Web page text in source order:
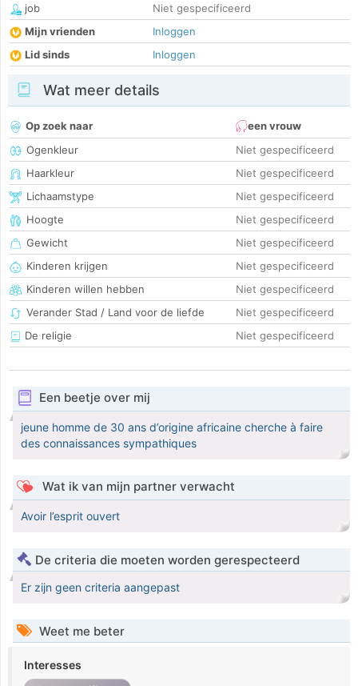
job
Niet gespecificeerd
Mijn vrienden
Inloggen
Lid sinds
Inloggen
Wat meer details
Op zoek naar
een vrouw
Ogenkleur
Niet gespecificeerd
Haarkleur
Niet gespecificeerd
Lichaamstype
Niet gespecificeerd
Hoogte
Niet gespecificeerd
Gewicht
Niet gespecificeerd
Kinderen krijgen
Niet gespecificeerd
Kinderen willen hebben
Niet gespecificeerd
Verander Stad / Land voor de liefde
Niet gespecificeerd
De religie
Niet gespecificeerd
Een beetje over mij
jeune homme de 30 ans d’origine africaine cherche à faire
des connaissances sympathiques
Wat ik van mijn partner verwacht
Avoir l’esprit ouvert
De criteria die moeten worden gerespecteerd
Er zijn geen criteria aangepast
Weet me beter
Interesses